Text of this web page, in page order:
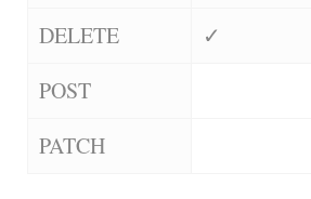
DELETE
✓
POST
PATCH